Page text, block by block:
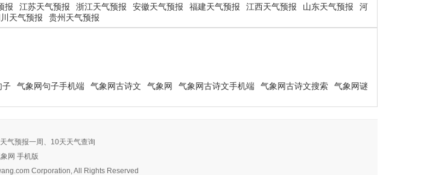
报 江苏天气预报 浙江天气预报 安徽天气预报 福建天气预报 江西天气预报 山东天气预报
河
天气预报 贵州天气预报
子 气象网句子手机端 气象网古诗文 气象网 气象网古诗文手机端 气象网古诗文搜索
气象网谜
气预报一周、10天天气查询
网 手机版
Corporation, All Rights Reserved